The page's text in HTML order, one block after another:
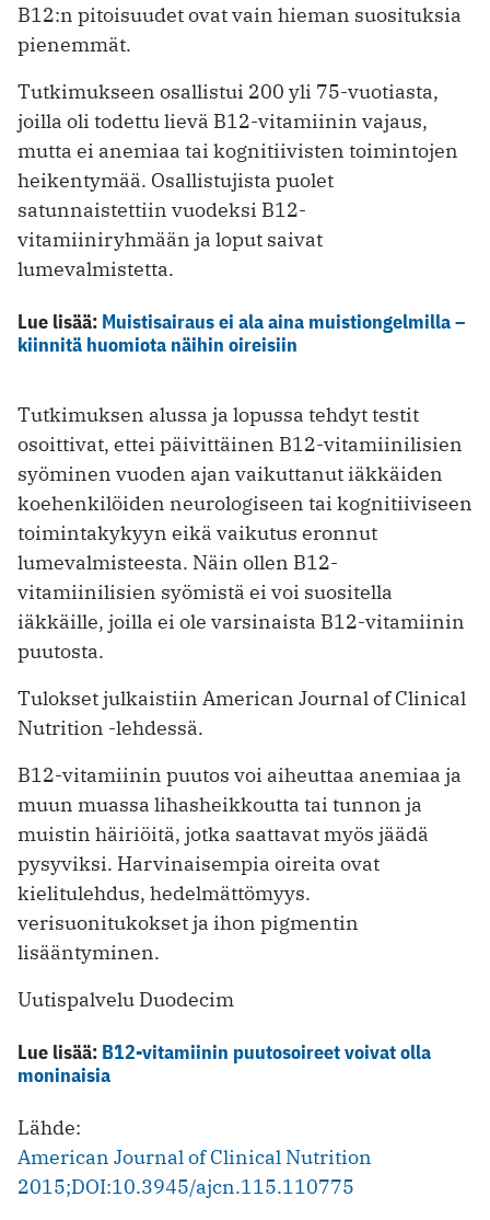
B12:n pitoisuudet ovat vain hieman suosituksia
pienemmät.
Tutkimukseen osallistui 200 yli 75-vuotiasta,
joilla oli todettu lievä B12-vitamiinin vajaus,
mutta ei anemiaa tai kognitiivisten toimintojen
heikentymää. Osallistujista puolet
satunnaistettiin vuodeksi B12-
vitamiiniryhmään ja loput saivat
lumevalmistetta.
Lue lisää: Muistisairaus ei ala aina muistiongelmilla –
kiinnitä huomiota näihin oireisiin
Tutkimuksen alussa ja lopussa tehdyt testit
osoittivat, ettei päivittäinen B12-vitamiinilisien
syöminen vuoden ajan vaikuttanut iäkkäiden
koehenkilöiden neurologiseen tai kognitiiviseen
toimintakykyyn eikä vaikutus eronnut
lumevalmisteesta. Näin ollen B12-
vitamiinilisien syömistä ei voi suositella
iäkkäille, joilla ei ole varsinaista B12-vitamiinin
puutosta.
Tulokset julkaistiin American Journal of Clinical
Nutrition -lehdessä.
B12-vitamiinin puutos voi aiheuttaa anemiaa ja
muun muassa lihasheikkoutta tai tunnon ja
muistin häiriöitä, jotka saattavat myös jäädä
pysyviksi. Harvinaisempia oireita ovat
kielitulehdus, hedelmättömyys.
verisuonitukokset ja ihon pigmentin
lisääntyminen.
Uutispalvelu Duodecim
Lue lisää: B12-vitamiinin puutosoireet voivat olla
moninaisia
Lähde:
American Journal of Clinical Nutrition
2015;DOI:10.3945/ajcn.115.110775